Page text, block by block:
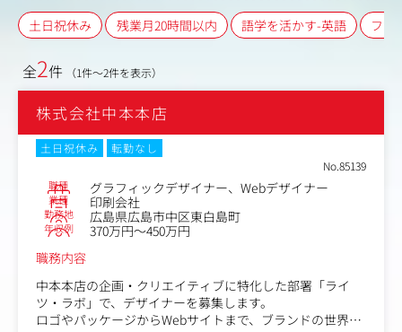
土日祝休み 残業月20時間以内 語学を活かす-英語 フレ
全2件 （1件～2件を表示）
株式会社中本本店
土日祝休み
転勤なし
No.85139
職種 グラフィックデザイナー、Webデザイナー
業種 印刷会社
勤務地 広島県広島市中区東白島町
年収例
370万円～450万円
職務内容
中本本店の企画・クリエイティブに特化した部署「ライ
ツ・ラボ」で、デザイナーを募集します。
ロゴやパッケージからWebサイトまで、ブランドの世界観